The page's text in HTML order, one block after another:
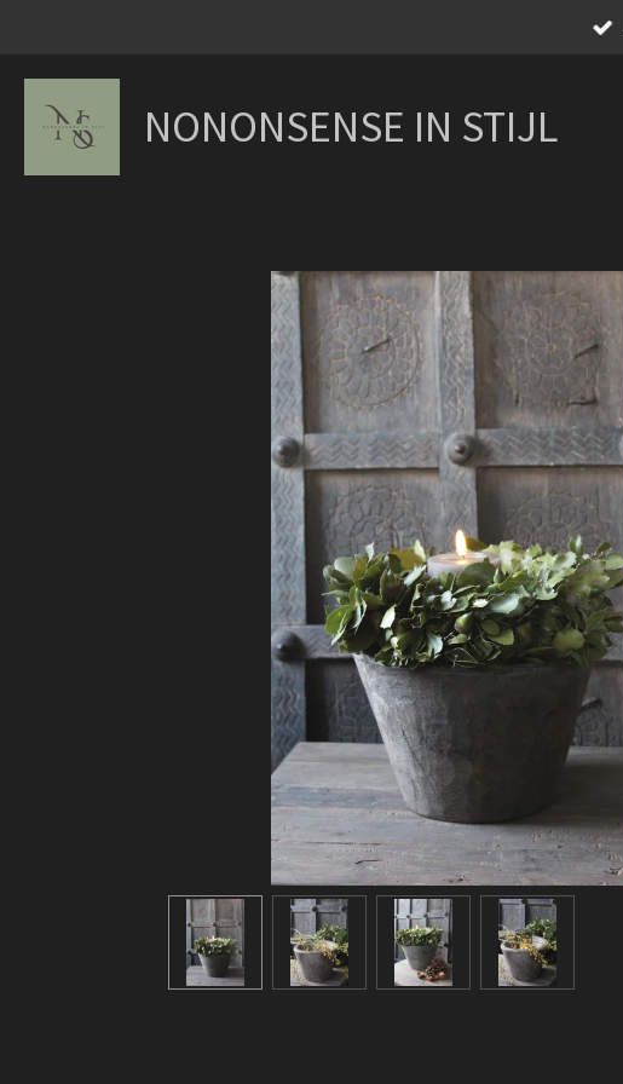
NONONSENSE IN STIJL